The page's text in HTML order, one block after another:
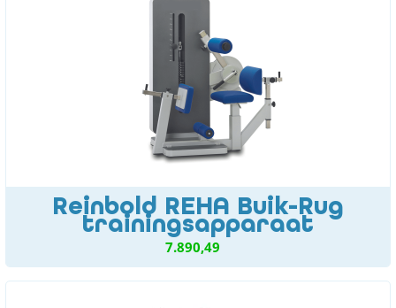
Reinbold REHA Buik-Rug
trainingsapparaat
7.890,49